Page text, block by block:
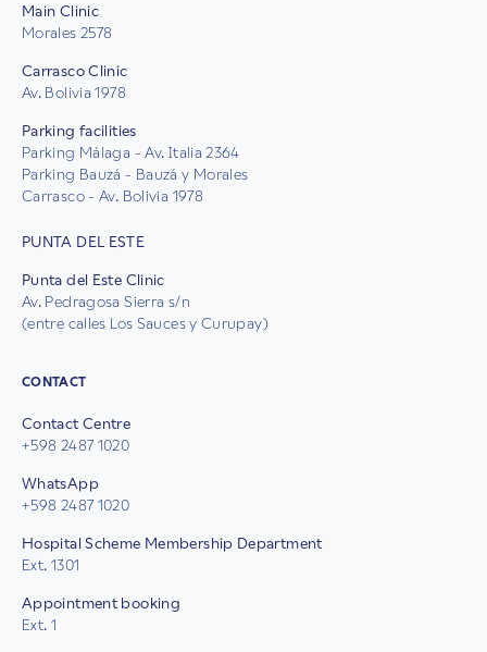
Main Clinic
Morales 2578
Carrasco Clinic
Av. Bolivia 1978
Parking facilities
Parking Málaga - Av. Italia 2364
Parking Bauzá - Bauzá y Morales
Carrasco - Av. Bolivia 1978
PUNTA DEL ESTE
Punta del Este Clinic
Av. Pedragosa Sierra s/n
(entre calles Los Sauces y Curupay)
CONTACT
Contact Centre
+598 2487 1020
WhatsApp
+598 2487 1020
Hospital Scheme Membership Department
Ext. 1301
Appointment booking
Ext. 1